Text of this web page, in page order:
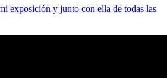
exposición y junto con ella de todas las